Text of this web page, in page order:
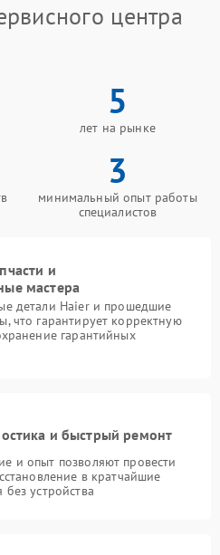
центра
5
лет на рынке
3
минимальный опыт работы
специалистов
и
мастера
детали Haier и прошедшие
что гарантирует корректную
гарантийных
и быстрый ремонт
и опыт позволяют провести
в кратчайшие
устройства